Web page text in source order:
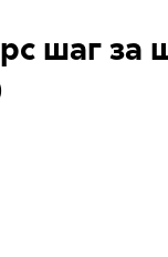
шаг за